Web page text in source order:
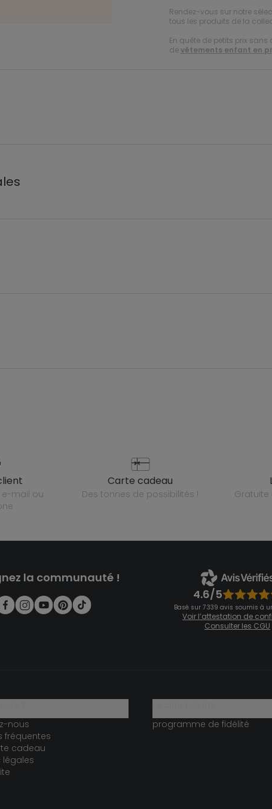
Rendez-vous sur notre
tous les produits de la
En quête de petits prix
devêtements enfant en
carte cadeau
des tonnes de possibilités !
la communauté !
4.6/5
Basé sur 7 339 avis soumis à
Voir l’attestation de
Consulter les CGU
nous
fréquentes
cadeau
légales
programme de fidélité